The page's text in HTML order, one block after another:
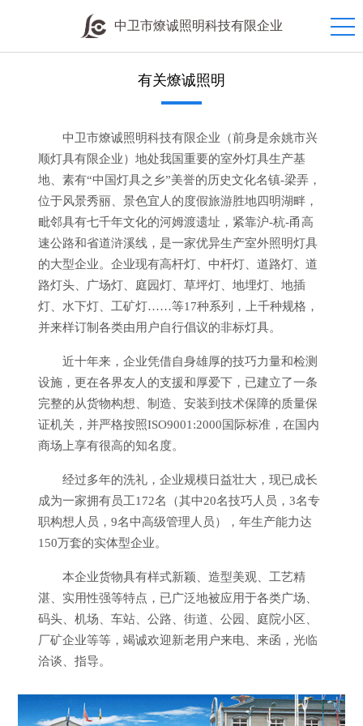
中卫市燎诚照明科技有限企业
有关燎诚照明
中卫市燎诚照明科技有限企业（前身是余姚市兴
顺灯具有限企业）地处我国重要的室外灯具生产基
地、素有“中国灯具之乡”美誉的历史文化名镇-梁弄，
位于风景秀丽、景色宜人的度假旅游胜地四明湖畔，
毗邻具有七千年文化的河姆渡遗址，紧靠沪-杭-甬高
速公路和省道浒溪线，是一家优异生产室外照明灯具
的大型企业。企业现有高杆灯、中杆灯、道路灯、道
路灯头、广场灯、庭园灯、草坪灯、地埋灯、地插
灯、水下灯、工矿灯……等17种系列，上千种规格，
并来样订制各类由用户自行倡议的非标灯具。
近十年来，企业凭借自身雄厚的技巧力量和检测
设施，更在各界友人的支援和厚爱下，已建立了一条
完整的从货物构想、制造、安装到技术保障的质量保
证机关，并严格按照ISO9001:2000国际标准，在国内
商场上享有很高的知名度。
经过多年的洗礼，企业规模日益壮大，现已成长
成为一家拥有员工172名（其中20名技巧人员，3名专
职构想人员，9名中高级管理人员），年生产能力达
150万套的实体型企业。
本企业货物具有样式新颖、造型美观、工艺精
湛、实用性强等特点，已广泛地被应用于各类广场、
码头、机场、车站、公路、街道、公园、庭院小区、
厂矿企业等等，竭诚欢迎新老用户来电、来函，光临
洽谈、指导。